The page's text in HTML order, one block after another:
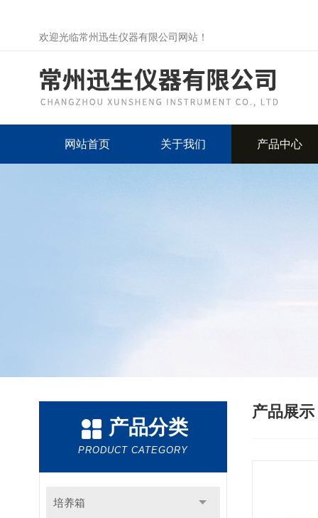
欢迎光临常州迅生仪器有限公司网站！
网站首页 关于我们 产品中心
产品分类
PRODUCT CATEGORY
培养箱
产品展示